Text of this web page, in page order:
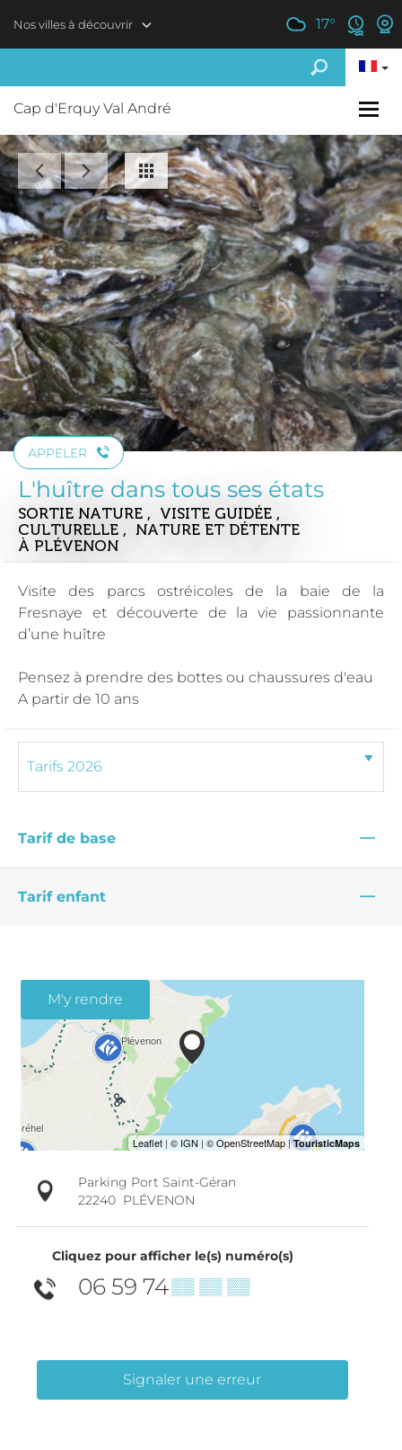
Nos villes à découvrir 17°
Cap d'Erquy Val André
APPELER
L'huître dans tous ses états
SORTIE NATURE , VISITE GUIDÉE ,
CULTURELLE , NATURE ET DÉTENTE
À PLÉVENON
Visite des parcs ostréicoles de la baie de la
Fresnaye et découverte de la vie passionnante
d’une huître
Pensez à prendre des bottes ou chaussures d'eau
A partir de 10 ans
Tarif de base —
Tarif enfant —
M'y rendre
Parking Port Saint-Géran
22240 PLÉVENON
Cliquez pour afficher le(s) numéro(s)
06 59 74▒▒ ▒▒ ▒▒
Signaler une erreur